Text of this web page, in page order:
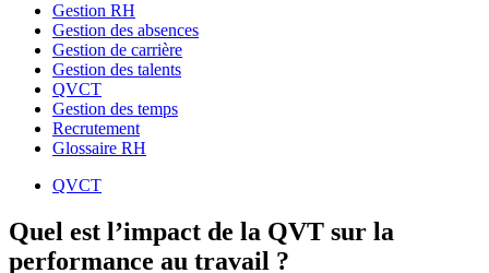
Gestion RH
Gestion des absences
Gestion de carrière
Gestion des talents
QVCT
Gestion des temps
Recrutement
Glossaire RH
QVCT
Quel est l’impact de la QVT sur la
performance au travail ?